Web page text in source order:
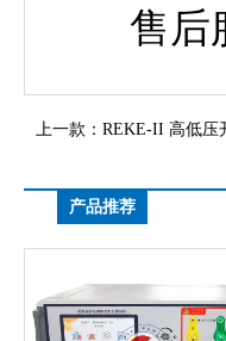
售后服
上一款： REKE-II 高低压
产品推荐